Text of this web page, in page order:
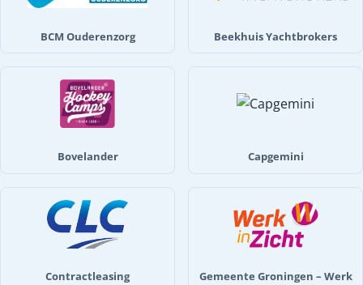
BCM Ouderenzorg Beekhuis Yachtbrokers
Bovelander Capgemini
Contractleasing
Gemeente Groningen – Werk